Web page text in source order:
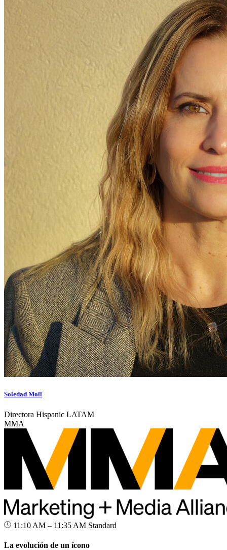
Soledad Moll
Directora Hispanic LATAM
MMA
11:10 AM – 11:35 AM Standard
La evolución de un ícono